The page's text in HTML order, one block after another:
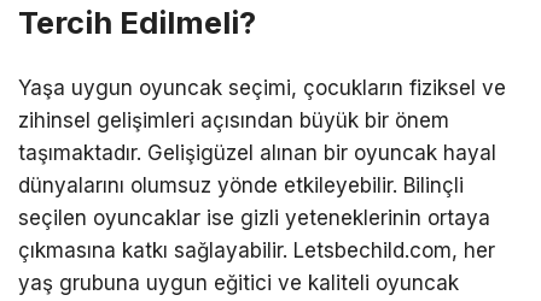
Tercih Edilmeli?
Yaşa uygun oyuncak seçimi, çocukların fiziksel ve
zihinsel gelişimleri açısından büyük bir önem
taşımaktadır. Gelişigüzel alınan bir oyuncak hayal
dünyalarını olumsuz yönde etkileyebilir. Bilinçli
seçilen oyuncaklar ise gizli yeteneklerinin ortaya
çıkmasına katkı sağlayabilir. Letsbechild.com, her
yaş grubuna uygun eğitici ve kaliteli oyuncak